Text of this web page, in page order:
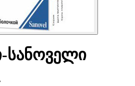
სანოველი